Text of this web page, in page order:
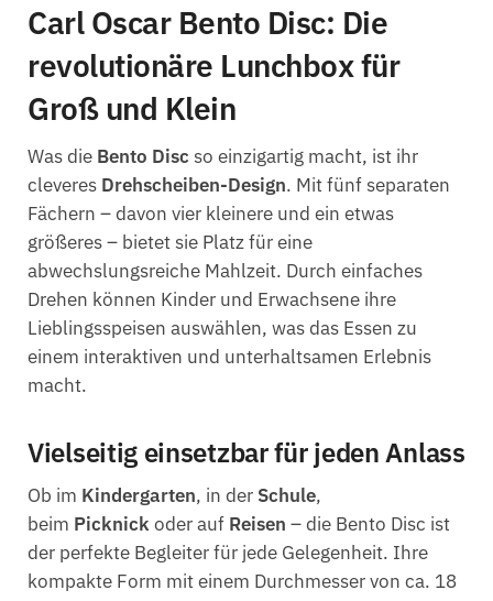
Carl Oscar Bento Disc: Die
revolutionäre Lunchbox für
Groß und Klein
Was die Bento Disc so einzigartig macht, ist ihr
cleveres Drehscheiben-Design. Mit fünf separaten
Fächern – davon vier kleinere und ein etwas
größeres – bietet sie Platz für eine
abwechslungsreiche Mahlzeit. Durch einfaches
Drehen können Kinder und Erwachsene ihre
Lieblingsspeisen auswählen, was das Essen zu
einem interaktiven und unterhaltsamen Erlebnis
macht.
Vielseitig einsetzbar für jeden Anlass
Ob im Kindergarten, in der Schule,
beim Picknickoder auf Reisen – die Bento Disc ist
der perfekte Begleiter für jede Gelegenheit. Ihre
kompakte Form mit einem Durchmesser von ca. 18